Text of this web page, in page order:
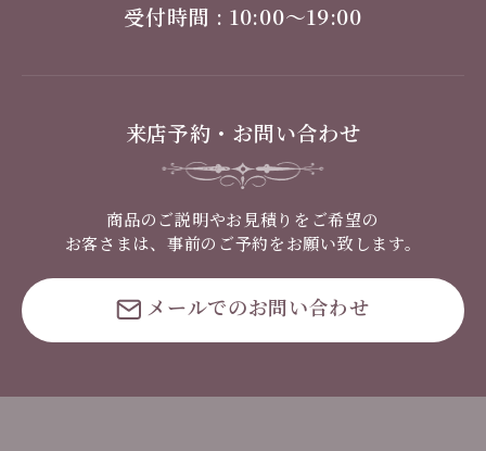
受付時間 : 10:00〜19:00
来店予約・お問い合わせ
商品のご説明やお見積りをご希望の
お客さまは、事前のご予約をお願い致します。
メールでのお問い合わせ